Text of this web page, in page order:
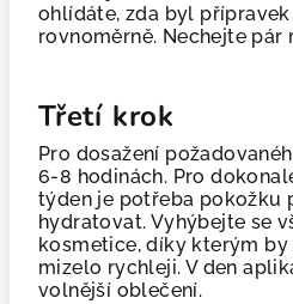
ohlídáte, zda byl
rovnoměrně. Nechejte pár
Třetí krok
Pro dosažení
6-8 hodinách. Pro
týden je potřeba pokožku
hydratovat. Vyhýbejte se
kosmetice, díky kterým
mizelo rychleji. V den
volnější oblečení.